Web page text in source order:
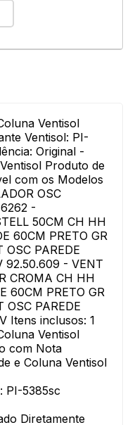
Ventisol
Ventisol: PI-
Original -
Produto de
com os Modelos
OSC
-
50CM CH HH
60CM PRETO GR
OSC PAREDE
92.50.609 - VENT
CROMA CH HH
60CM PRETO GR
OSC PAREDE
Itens inclusos: 1
Ventisol
com Nota
e Coluna Ventisol
PI-5385sc
Diretamente